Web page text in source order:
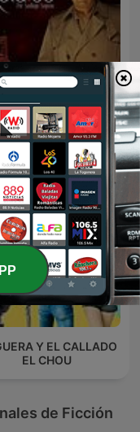
por Santiago
Segovia
Y EL CALLADO
EL CHOU
de Ficción